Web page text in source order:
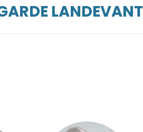
LANDEVANT